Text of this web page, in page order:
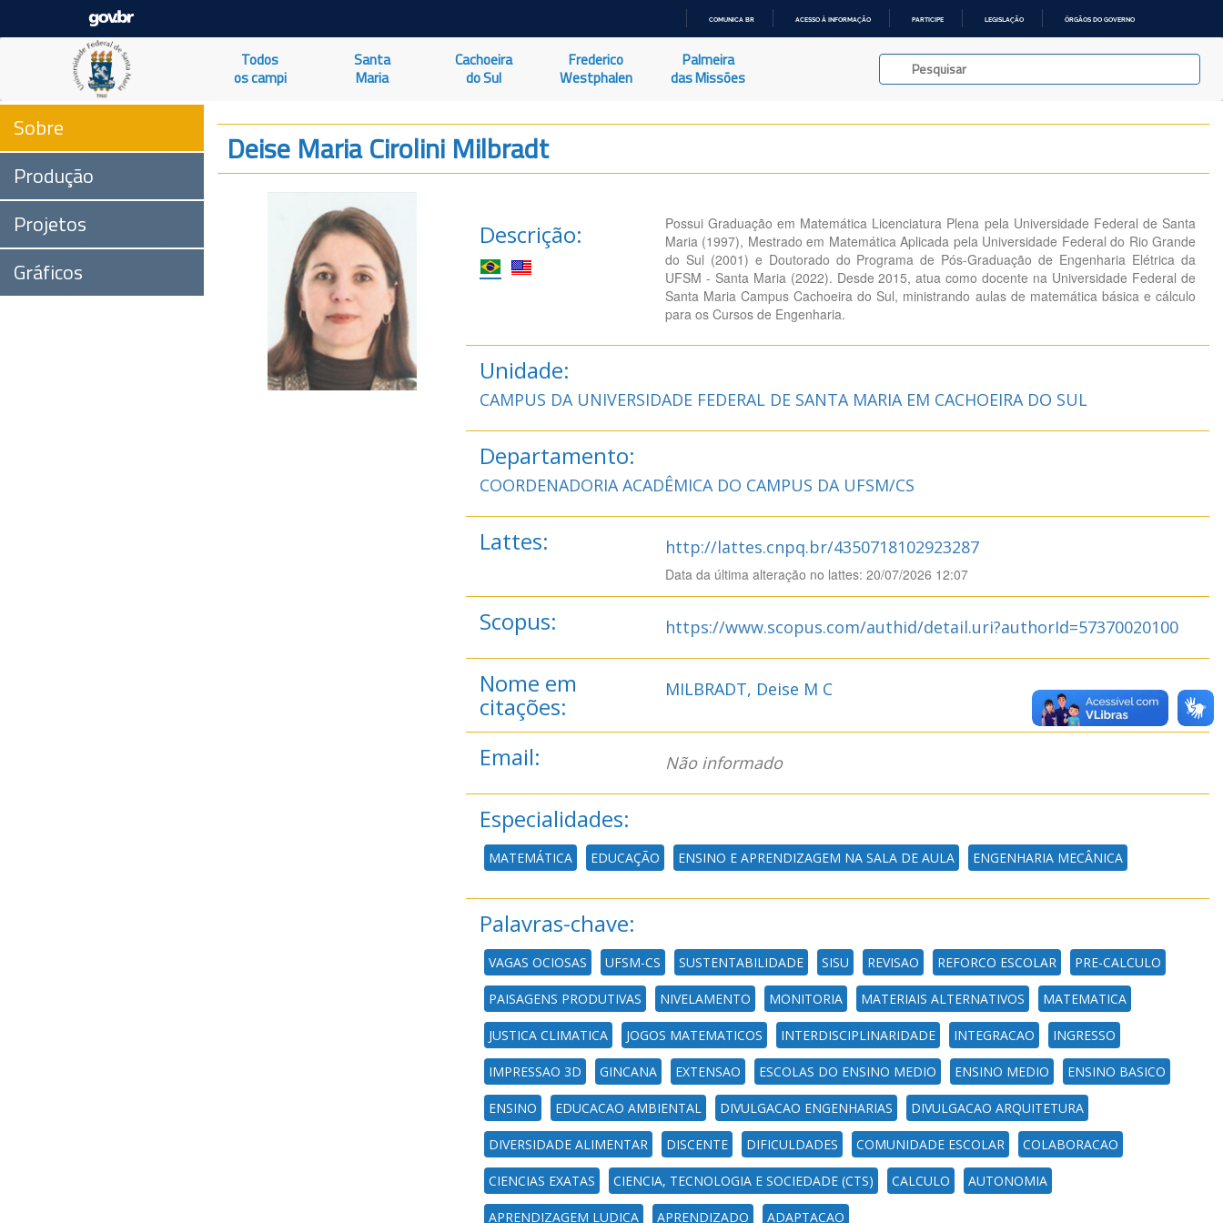
O
COMUNICA BR ACESSO À INFORMAÇÃO PARTICIPE LEGISLAÇÃO ÓRGÃOS DO GOVERNO
Todos
os campi
Santa
Maria
Cachoeira
do Sul
Frederico
Westphalen
Palmeira
das Missões
Sobre
Produção
Projetos
Gráficos
Deise Maria Cirolini Milbradt
Descrição:
Possui Graduação em Matemática Licenciatura Plena pela Universidade Federal de Santa
Maria (1997), Mestrado em Matemática Aplicada pela Universidade Federal do Rio Grande
do Sul (2001) e Doutorado do Programa de Pós-Graduação de Engenharia Elétrica da
UFSM - Santa Maria (2022). Desde 2015, atua como docente na Universidade Federal de
Santa Maria Campus Cachoeira do Sul, ministrando aulas de matemática básica e cálculo
para os Cursos de Engenharia.
Unidade:
CAMPUS DA UNIVERSIDADE FEDERAL DE SANTA MARIA EM CACHOEIRA DO SUL
Departamento:
COORDENADORIA ACADÊMICA DO CAMPUS DA UFSM/CS
Lattes: http://lattes.cnpq.br/4350718102923287
Data da última alteração no lattes: 20/07/2026 12:07
Scopus: https://www.scopus.com/authid/detail.uri?authorId=57370020100
Nome em
citações:
MILBRADT, Deise M C
Email: Não informado
Especialidades:
MATEMÁTICA EDUCAÇÃO ENSINO E APRENDIZAGEM NA SALA DE AULA ENGENHARIA MECÂNICA
Palavras-chave:
VAGAS OCIOSAS UFSM-CS SUSTENTABILIDADE SISU REVISAO REFORCO ESCOLAR PRE-CALCULO
PAISAGENS PRODUTIVAS NIVELAMENTO MONITORIA MATERIAIS ALTERNATIVOS MATEMATICA
JUSTICA CLIMATICA JOGOS MATEMATICOS INTERDISCIPLINARIDADE INTEGRACAO INGRESSO
IMPRESSAO 3D GINCANA EXTENSAO ESCOLAS DO ENSINO MEDIO ENSINO MEDIO ENSINO BASICO
ENSINO EDUCACAO AMBIENTAL DIVULGACAO ENGENHARIAS DIVULGACAO ARQUITETURA
DIVERSIDADE ALIMENTAR DISCENTE DIFICULDADES COMUNIDADE ESCOLAR COLABORACAO
CIENCIAS EXATAS CIENCIA, TECNOLOGIA E SOCIEDADE (CTS) CALCULO AUTONOMIA
APRENDIZAGEM LUDICA APRENDIZADO ADAPTACAO